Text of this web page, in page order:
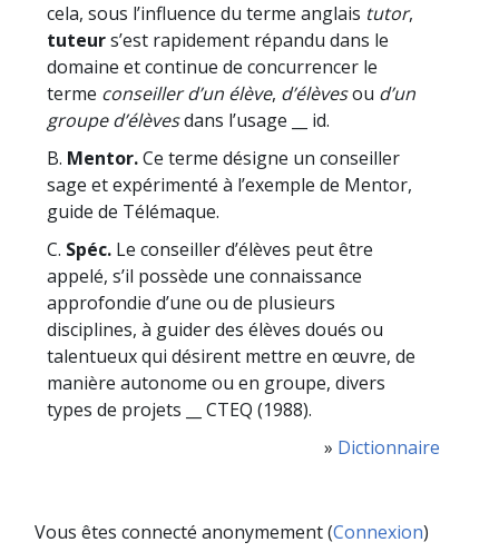
cela, sous l’influence du terme anglais tutor,
tuteurs’est rapidement répandu dans le
domaine et continue de concurrencer le
terme conseiller d’un élève, d’élèvesou d’un
groupe d’élèvesdans l’usage __ id.
B. Mentor.Ce terme désigne un conseiller
sage et expérimenté à l’exemple de Mentor,
guide de Télémaque.
C. Spéc. Le conseiller d’élèves peut être
appelé, s’il possède une connaissance
approfondie d’une ou de plusieurs
disciplines, à guider des élèves doués ou
talentueux qui désirent mettre en œuvre, de
manière autonome ou en groupe, divers
types de projets __ CTEQ (1988).
» Dictionnaire
Vous êtes connecté anonymement (Connexion)